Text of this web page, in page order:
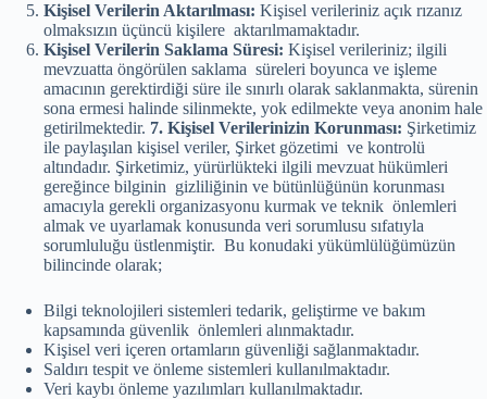
Kişisel Verilerin Aktarılması: Kişisel verileriniz açık rızanız
olmaksızın üçüncü kişilere aktarılmamaktadır.
Kişisel Verilerin Saklama Süresi: Kişisel verileriniz; ilgili
mevzuatta öngörülen saklama süreleri boyunca ve işleme
amacının gerektirdiği süre ile sınırlı olarak saklanmakta, sürenin
sona ermesi halinde silinmekte, yok edilmekte veya anonim hale
getirilmektedir. 7. Kişisel Verilerinizin Korunması: Şirketimiz
ile paylaşılan kişisel veriler, Şirket gözetimi ve kontrolü
altındadır. Şirketimiz, yürürlükteki ilgili mevzuat hükümleri
gereğince bilginin gizliliğinin ve bütünlüğünün korunması
amacıyla gerekli organizasyonu kurmak ve teknik önlemleri
almak ve uyarlamak konusunda veri sorumlusu sıfatıyla
sorumluluğu üstlenmiştir. Bu konudaki yükümlülüğümüzün
bilincinde olarak;
Bilgi teknolojileri sistemleri tedarik, geliştirme ve bakım
kapsamında güvenlik önlemleri alınmaktadır.
Kişisel veri içeren ortamların güvenliği sağlanmaktadır.
Saldırı tespit ve önleme sistemleri kullanılmaktadır.
Veri kaybı önleme yazılımları kullanılmaktadır.